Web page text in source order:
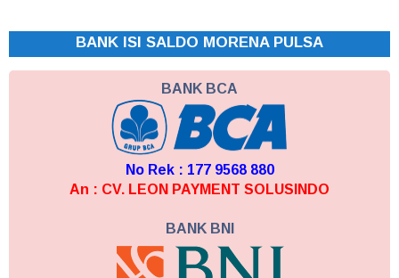
BANK ISI SALDO MORENA PULSA
BANK BCA
No Rek : 177 9568 880
An : CV. LEON PAYMENT SOLUSINDO
BANK BNI